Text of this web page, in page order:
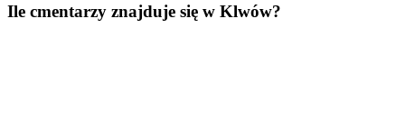
Ile cmentarzy znajduje się w Klwów?